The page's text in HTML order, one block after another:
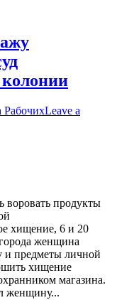
колонии
РабочихLeave a
воровать продукты
хищение, 6 и 20
женщина
и предметы личной
хищение
магазина.
женщину...